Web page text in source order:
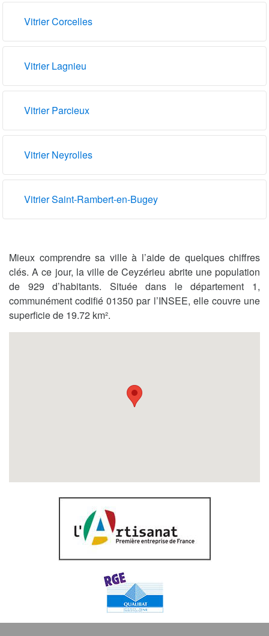
Vitrier Corcelles
Vitrier Lagnieu
Vitrier Parcieux
Vitrier Neyrolles
Vitrier Saint-Rambert-en-Bugey
Mieux comprendre sa ville à l’aide de quelques chiffres
clés. A ce jour, la ville de Ceyzérieu abrite une population
de 929 d’habitants. Située dans le département 1,
communément codifié 01350 par l’INSEE, elle couvre une
superficie de 19.72 km².